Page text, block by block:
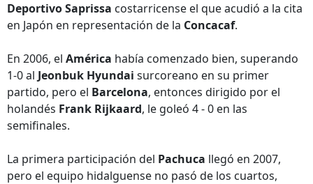
Deportivo Saprissa costarricense el que acudió a la cita
en Japón en representación de la Concacaf.
En 2006, el América había comenzado bien, superando
1-0 al Jeonbuk Hyundai surcoreano en su primer
partido, pero el Barcelona, entonces dirigido por el
holandés Frank Rijkaard, le goleó 4 - 0 en las
semifinales.
La primera participación del Pachuca llegó en 2007,
pero el equipo hidalguense no pasó de los cuartos,